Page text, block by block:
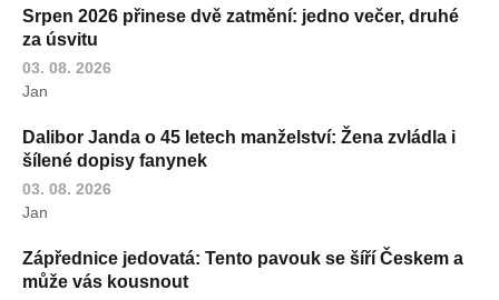
Srpen 2026 přinese dvě zatmění: jedno večer, druhé
za úsvitu
03. 08. 2026
Jan
Dalibor Janda o 45 letech manželství: Žena zvládla i
šílené dopisy fanynek
03. 08. 2026
Jan
Zápřednice jedovatá: Tento pavouk se šíří Českem a
může vás kousnout